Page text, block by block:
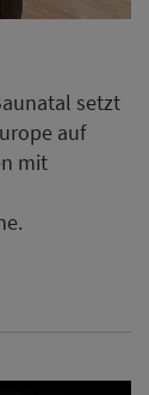
setzt
auf
mit